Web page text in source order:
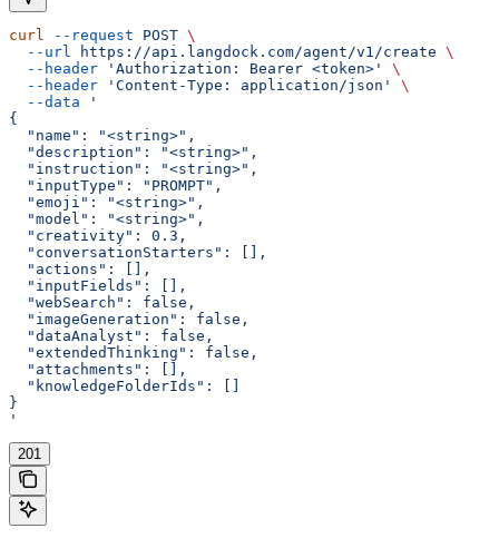
curl --request POST \
  --url
https://api.langdock.com/agent/v1/create \
  --header
'Authorization: Bearer <token>'
\
  --header
'Content-Type: application/json'
\
  --data
'
{
  "name": "<string>",
  "description": "<string>",
  "instruction": "<string>",
  "inputType": "PROMPT",
  "emoji": "<string>",
  "model": "<string>",
  "creativity": 0.3,
  "conversationStarters": [],
  "actions": [],
  "inputFields": [],
  "webSearch": false,
  "imageGeneration": false,
  "dataAnalyst": false,
  "extendedThinking": false,
  "attachments": [],
  "knowledgeFolderIds": []
}
'
201